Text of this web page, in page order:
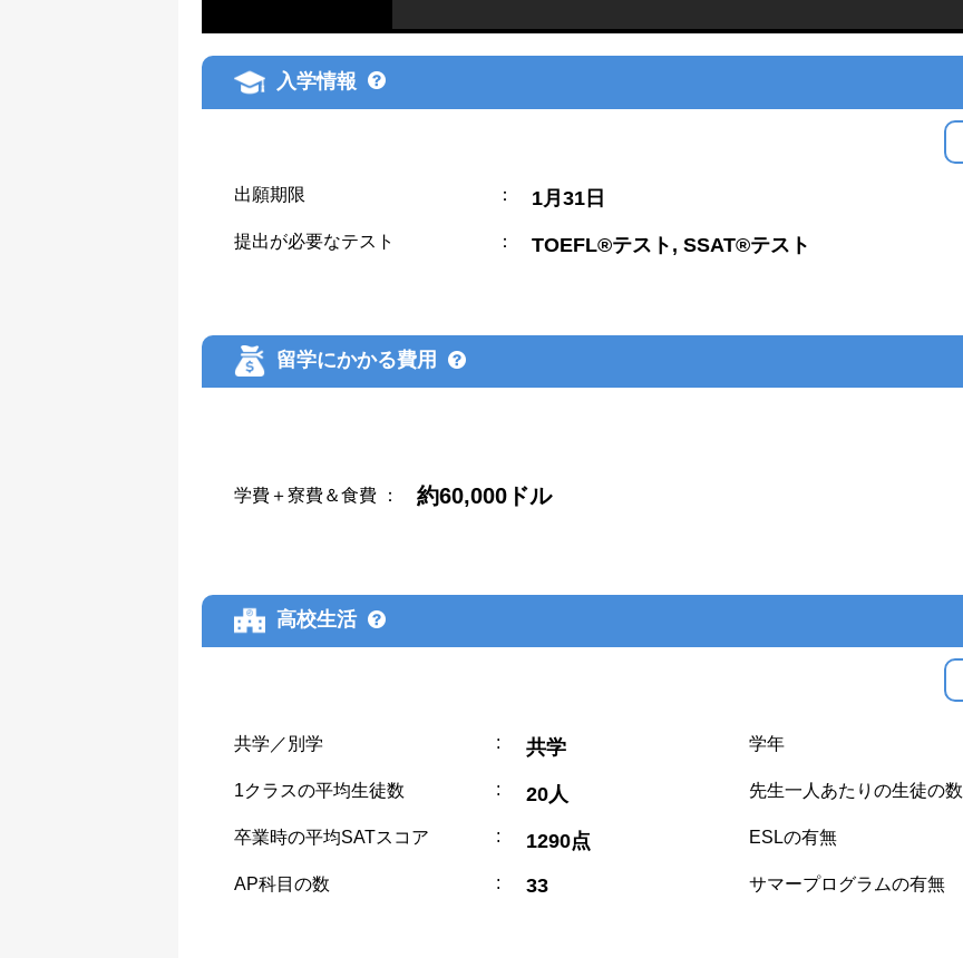
入学情報
出願期限 ： 1月31日
提出が必要なテスト ： TOEFL®テスト, SSAT®テスト
留学にかかる費用
学費＋寮費＆食費 ： 約60,000ドル
高校生活
共学／別学 : 共学 学年
1クラスの平均生徒数 : 20人 先生一人あたりの生徒の数
卒業時の平均SATスコア : 1290点 ESLの有無
AP科目の数 : 33 サマープログラムの有無